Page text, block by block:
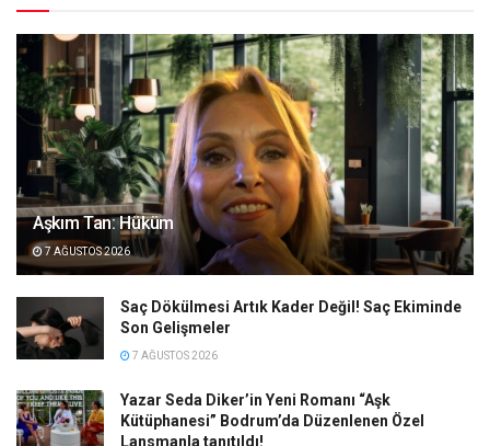
Aşkım Tan: Hüküm
7 AĞUSTOS 2026
Saç Dökülmesi Artık Kader Değil! Saç Ekiminde
Son Gelişmeler
7 AĞUSTOS 2026
Yazar Seda Diker’in Yeni Romanı “Aşk
Kütüphanesi” Bodrum’da Düzenlenen Özel
Lansmanla tanıtıldı!